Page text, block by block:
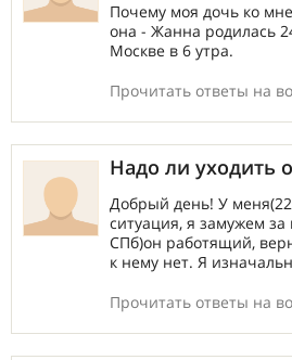
Почему моя дочь ко
она - Жанна родилась
Москве в 6 утра.
Прочитать ответы на
Надо ли уходить
Добрый день! У
ситуация, я замужем
СПб)он работящий,
к нему нет. Я
Прочитать ответы на